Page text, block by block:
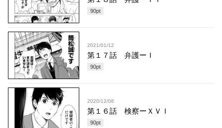
90pt
2021/01/12
第１７話 弁護ーＩ
90pt
2020/12/08
第１６話 検察ーＸＶＩ
90pt